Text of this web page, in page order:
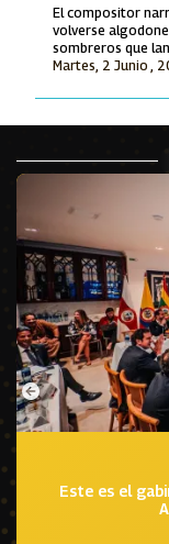
Martes, 2 Junio ,
El compositor
volverse
sombreros que
También recuerda
inédito que luego
Este es el